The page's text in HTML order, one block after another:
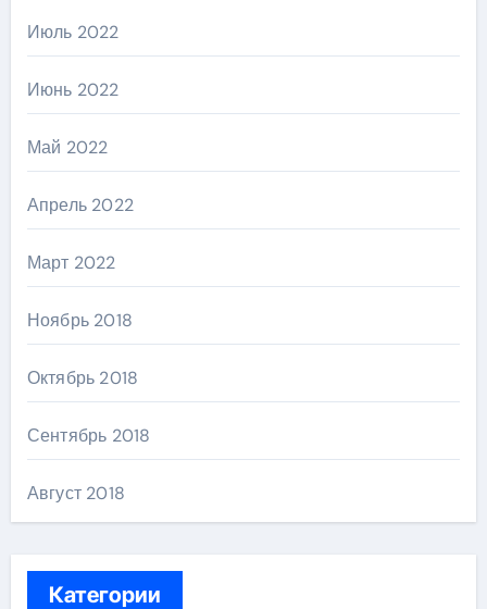
Июль 2022
Июнь 2022
Май 2022
Апрель 2022
Март 2022
Ноябрь 2018
Октябрь 2018
Сентябрь 2018
Август 2018
Категории